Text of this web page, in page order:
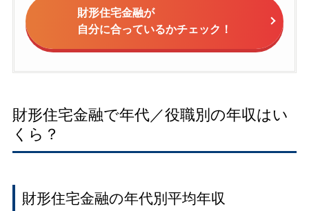
財形住宅金融が
自分に合っているかチェック！
財形住宅金融で年代／役職別の年収はい
くら？
財形住宅金融の年代別平均年収